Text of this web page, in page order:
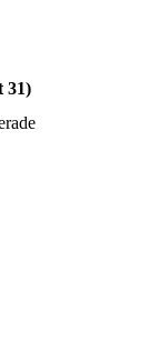
31)